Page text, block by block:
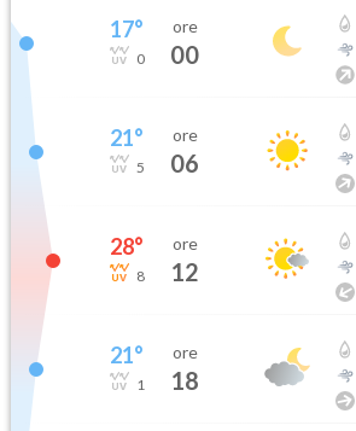
17°
0
ore
00
21°
5
ore
06
28°
8
ore
12
21°
1
ore
18